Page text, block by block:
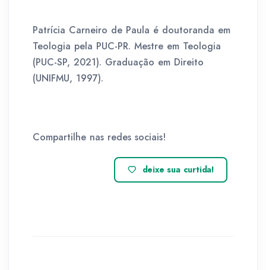
Patrícia Carneiro de Paula é doutoranda em
Teologia pela PUC-PR. Mestre em Teologia
(PUC-SP, 2021). Graduação em Direito
(UNIFMU, 1997).
Compartilhe nas redes sociais!
deixe sua curtida!